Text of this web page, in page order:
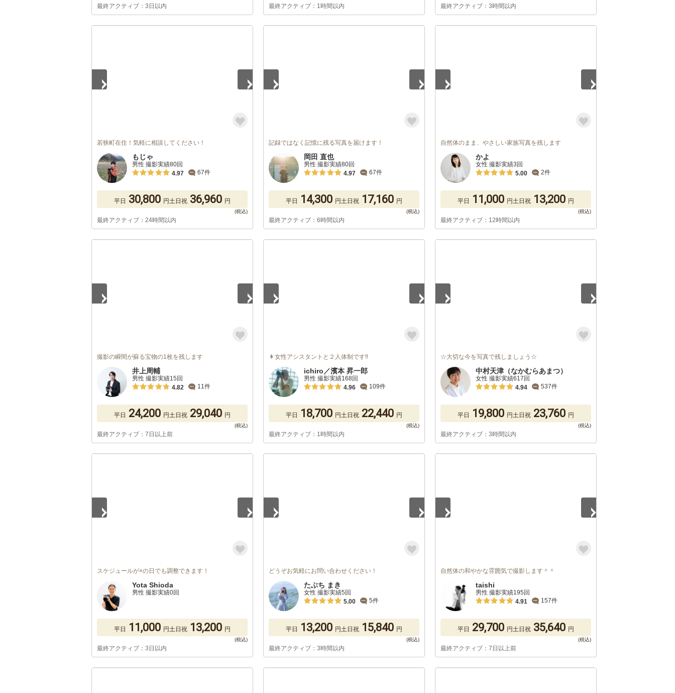
最終アクティブ：3日以内 最終アクティブ：1時間以内 最終アクティブ：3時間以内
若狭町在住！気軽に相談してください！
もじゃ
男性 撮影実績80回
4.97
67件
平日 30,800 円土日祝 36,960 円
最終アクティブ：24時間以内
記録ではなく記憶に残る写真を届けます！
岡田 直也
男性 撮影実績80回
4.97
67件
平日 14,300 円土日祝 17,160 円
最終アクティブ：6時間以内
自然体のまま、やさしい家族写真を残します
かよ
女性 撮影実績3回
5.00
2件
平日 11,000 円土日祝 13,200 円
最終アクティブ：12時間以内
撮影の瞬間が蘇る宝物の1枚を残します
井上周輔
男性 撮影実績15回
4.82
11件
平日 24,200 円土日祝 29,040 円
最終アクティブ：7日以上前
👩‍女性アシスタントと２人体制です‼️
ichiro／濱本 昇一郎
男性 撮影実績168回
4.96
109件
平日 18,700 円土日祝 22,440 円
最終アクティブ：1時間以内
☆大切な今を写真で残しましょう☆
中村天津（なかむらあまつ）
女性 撮影実績617回
4.94
537件
平日 19,800 円土日祝 23,760 円
最終アクティブ：3時間以内
スケジュールが×の日でも調整できます！
Yota Shioda
男性 撮影実績0回
平日 11,000 円土日祝 13,200 円
最終アクティブ：3日以内
どうぞお気軽にお問い合わせください！
たぶち まき
女性 撮影実績5回
5.00
5件
平日 13,200 円土日祝 15,840 円
最終アクティブ：3時間以内
自然体の和やかな雰囲気で撮影します＾＾
taishi
男性 撮影実績195回
4.91
157件
平日 29,700 円土日祝 35,640 円
最終アクティブ：7日以上前